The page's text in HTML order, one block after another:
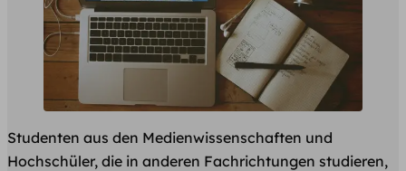
Studenten aus den Medienwissenschaften und
Hochschüler, die in anderen Fachrichtungen studieren,